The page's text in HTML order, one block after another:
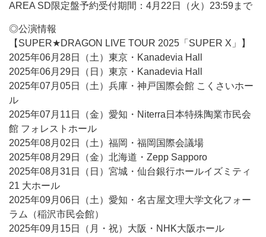
AREA SD限定盤予約受付期間：4月22日（火）23:59まで
◎公演情報
【SUPER★DRAGON LIVE TOUR 2025「SUPER X」】
2025年06月28日（土）東京・Kanadevia Hall
2025年06月29日（日）東京・Kanadevia Hall
2025年07月05日（土）兵庫・神戸国際会館 こくさいホー
ル
2025年07月11日（金）愛知・Niterra日本特殊陶業市民会
館 フォレストホール
2025年08月02日（土）福岡・福岡国際会議場
2025年08月29日（金）北海道・Zepp Sapporo
2025年08月31日（日）宮城・仙台銀行ホールイズミティ
21 大ホール
2025年09月06日（土）愛知・名古屋文理大学文化フォー
ラム（稲沢市民会館）
2025年09月15日（月・祝）大阪・NHK大阪ホール